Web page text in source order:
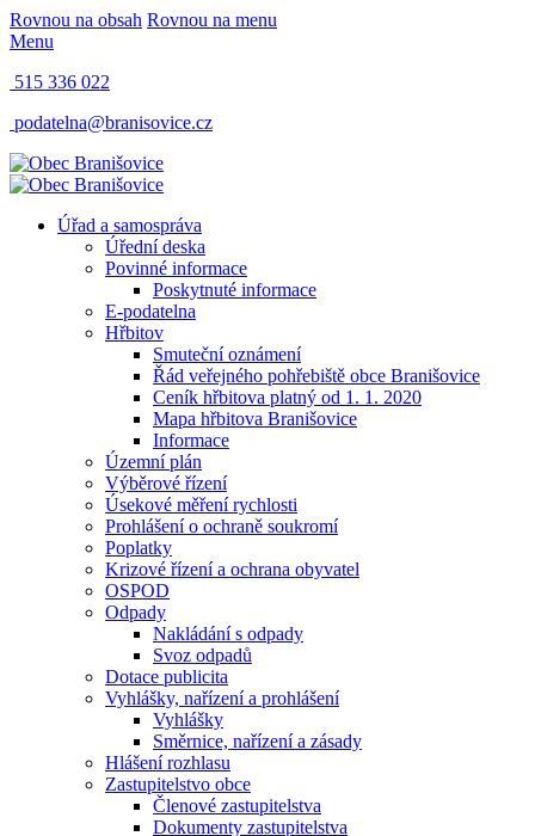
Rovnou na obsah Rovnou na menu
Menu
515 336 022
podatelna@branisovice.cz
Úřad a samospráva
Úřední deska
Povinné informace
Poskytnuté informace
E-podatelna
Hřbitov
Smuteční oznámení
Řád veřejného pohřebiště obce Branišovice
Ceník hřbitova platný od 1. 1. 2020
Mapa hřbitova Branišovice
Informace
Územní plán
Výběrové řízení
Úsekové měření rychlosti
Prohlášení o ochraně soukromí
Poplatky
Krizové řízení a ochrana obyvatel
OSPOD
Odpady
Nakládání s odpady
Svoz odpadů
Dotace publicita
Vyhlášky, nařízení a prohlášení
Vyhlášky
Směrnice, nařízení a zásady
Hlášení rozhlasu
Zastupitelstvo obce
Členové zastupitelstva
Dokumenty zastupitelstva